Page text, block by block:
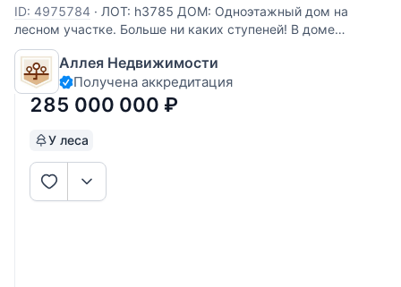
ID: 4975784 · ЛОТ: h3785 ДОМ: Одноэтажный дом на
лесном участке. Больше ни каких ступеней! В доме
большая гостиная - кухня - столовая, около 100кв.м. и
высокие потолки 4.6м. Из гостиной и всех комнат
открывается красивый вид на лесной приватный участок.
Есть
Аллея Недвижимости
Получена аккредитация
285 000 000 ₽
У леса